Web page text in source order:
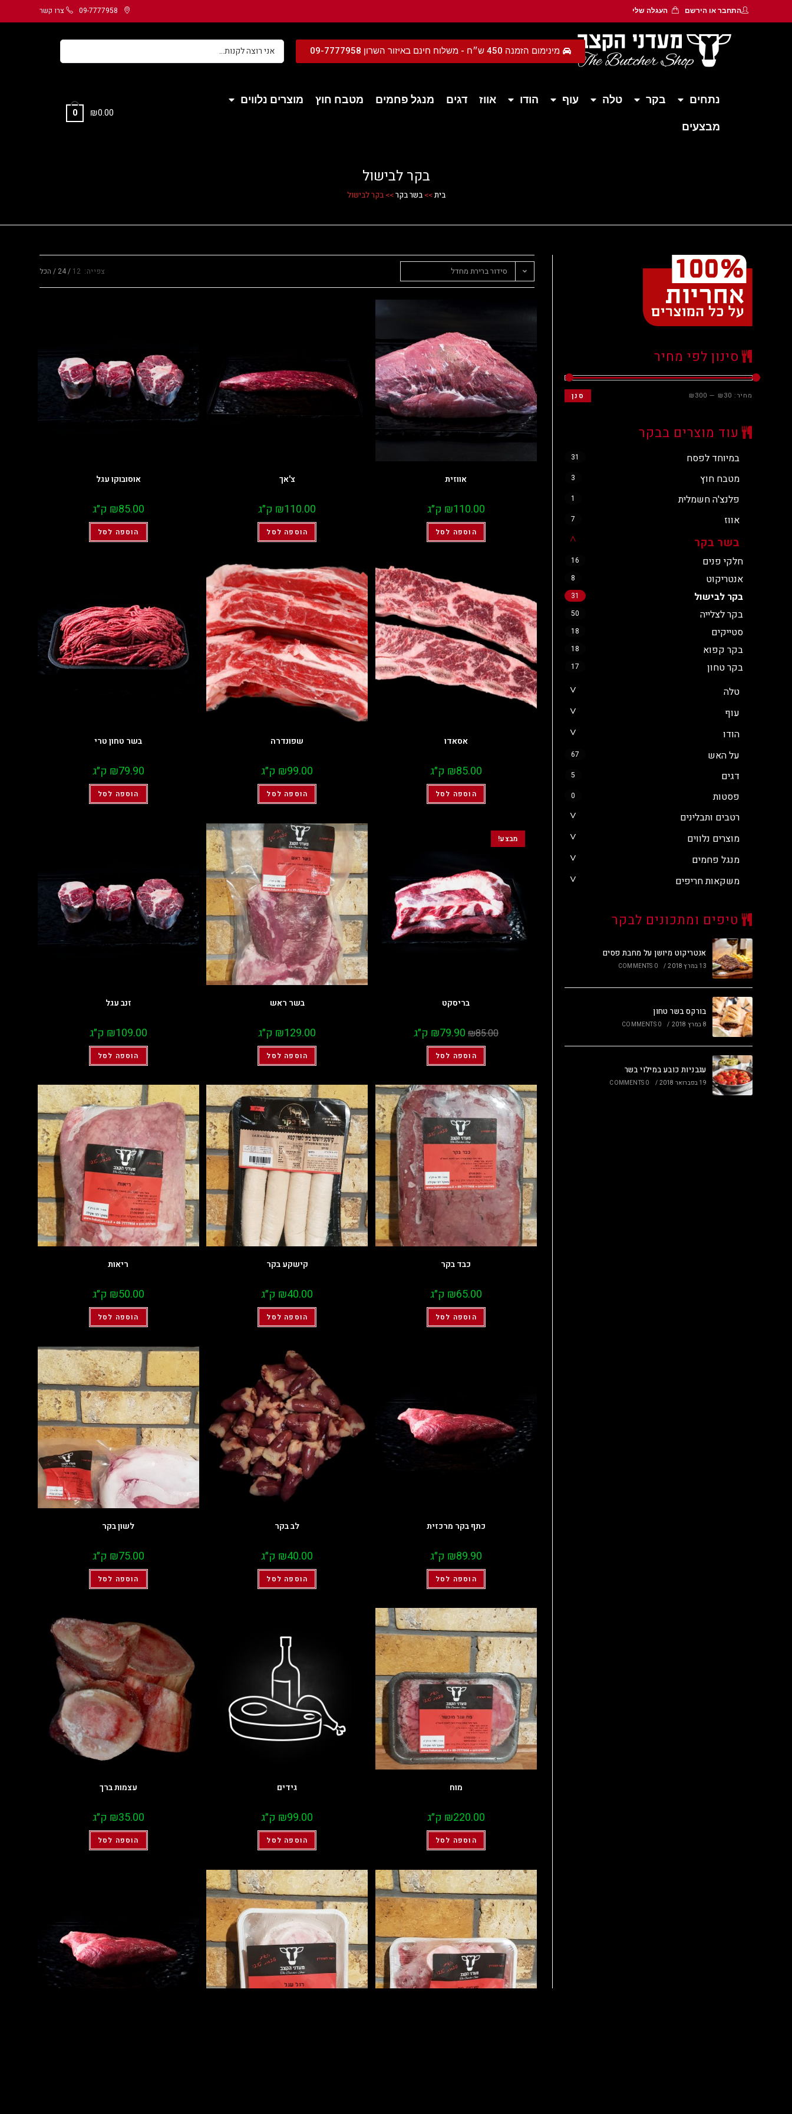
09-7777958 צרו קשר התחבר אוהירשם העגלה שלי
מינימום הזמנה 450 ש״ח - משלוח חינם באיזור השרון 09-7777958
נתחים בקר טלה עוף הודו אווז דגים מנגל פחמים מטבח חוץ מוצרים נלווים
מבצעים
₪0.00
0
בקר לבישול
בית>>בשר בקר>>בקר לבישול
סידור ברירת מחדל צפייה: 12
24 הכל
אווזית
₪110.00 ק״ג
הוספה לסל
צ'אך
₪110.00 ק״ג
הוספה לסל
אוסובוקו עגל
₪85.00 ק״ג
הוספה לסל
אסאדו
₪85.00 ק״ג
הוספה לסל
שפונדרה
₪99.00 ק״ג
הוספה לסל
בשר טחון טרי
₪79.90 ק״ג
הוספה לסל
מבצע!
בריסקט
₪85.00
₪79.90 ק״ג
הוספה לסל
בשר ראש
₪129.00 ק״ג
הוספה לסל
זנב עגל
₪109.00 ק״ג
הוספה לסל
כבד בקר
₪65.00 ק״ג
הוספה לסל
קישקע בקר
₪40.00 ק״ג
הוספה לסל
ריאות
₪50.00 ק״ג
הוספה לסל
כתף בקר מרכזית
₪89.90 ק״ג
הוספה לסל
לב בקר
₪40.00 ק״ג
הוספה לסל
לשון בקר
₪75.00 ק״ג
הוספה לסל
מוח
₪220.00 ק״ג
הוספה לסל
גידים
₪99.00 ק״ג
הוספה לסל
עצמות ברך
₪35.00 ק״ג
הוספה לסל
סינון לפי מחיר
סנן מחיר: ₪30
—
₪300
עוד מוצרים בבקר
במיוחד לפסח 31
מטבח חוץ 3
פלנצ'ה חשמלית 1
אווז 7
בשר בקר
חלקי פנים 16
אנטריקוט 8
בקר לבישול 31
בקר לצלייה 50
סטייקים 18
בקר קפוא 18
בקר טחון 17
טלה
עוף
הודו
על האש
67
דגים 5
פסטות 0
רטבים ותבלינים
מוצרים נלווים
מנגל פחמים
משקאות חריפים
טיפים ומתכונים לבקר
אנטריקוט מיושן על מחבת פסים
13 במרץ 2018 /
0 COMMENTS
בורקס בשר טחון
8 במרץ 2018 /
0 COMMENTS
עגבניות כובע במילוי בשר
19 בפברואר 2018 /
0 COMMENTS